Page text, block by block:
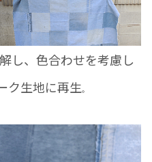
し、色合わせを考慮し
ク生地に再生。